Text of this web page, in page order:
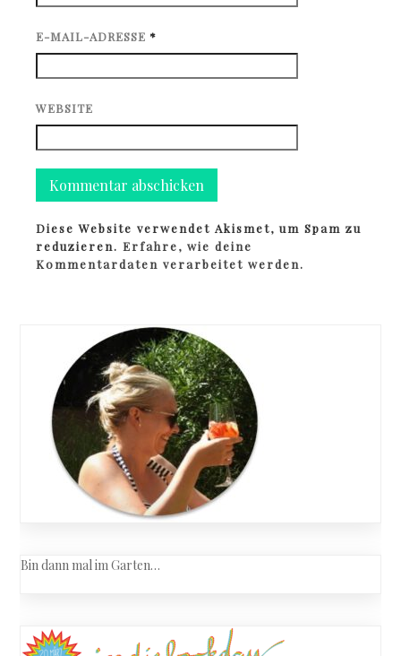
E-MAIL-ADRESSE *
WEBSITE
Diese Website verwendet Akismet, um Spam zu
reduzieren.Erfahre, wie deine
Kommentardaten verarbeitet werden.
Bin dann mal im Garten…